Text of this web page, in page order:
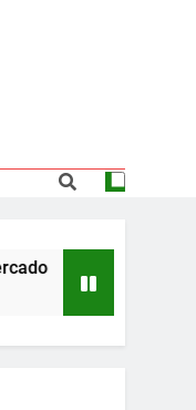
6 Meses Ago